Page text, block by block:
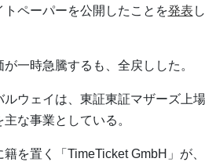
トペーパーを公開したことを発表 し
一時急騰するも、全戻しした。
ウェイは、東証東証マザーズ上
な事業としている。
を置く「TimeTicket GmbH」が